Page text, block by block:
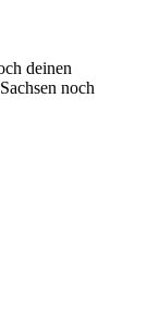
deinen
noch